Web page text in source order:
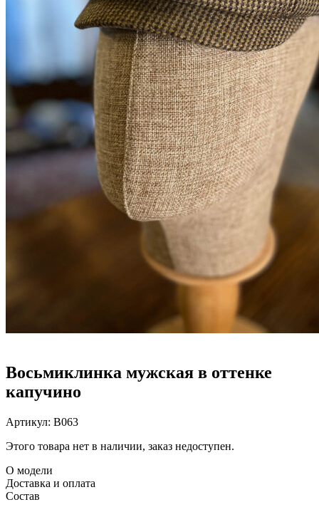
Восьмиклинка мужская в оттенке
капучино
Артикул: В063
Этого товара нет в наличии, заказ недоступен.
О модели
Доставка и оплата
Состав